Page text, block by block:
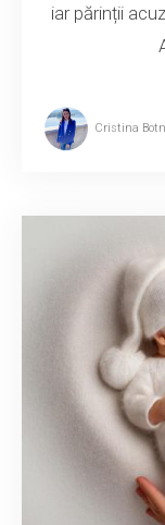
iar părinții
Cristina